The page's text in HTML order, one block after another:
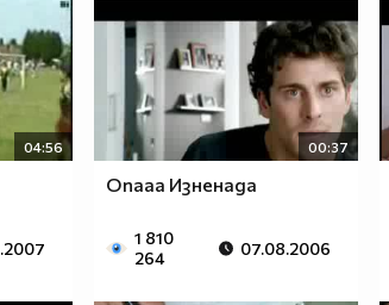
04:56 00:37
Опааа Изненада
1 810
264
07.08.2006